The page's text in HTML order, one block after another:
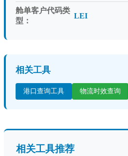
舱单客户代码类
型：
LEI
相关工具
港口查询工具 物流时效查询
相关工具推荐